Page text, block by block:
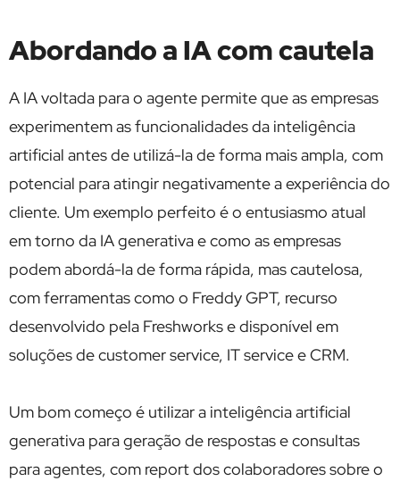
Abordando a IA com cautela
A IA voltada para o agente permite que as empresas
experimentem as funcionalidades da inteligência
artificial antes de utilizá-la de forma mais ampla, com
potencial para atingir negativamente a experiência do
cliente. Um exemplo perfeito é o entusiasmo atual
em torno da IA ​​generativa e como as empresas
podem abordá-la de forma rápida, mas cautelosa,
com ferramentas como o Freddy GPT, recurso
desenvolvido pela Freshworks e disponível em
soluções de customer service, IT service e CRM.
Um bom começo é utilizar a inteligência artificial
generativa para geração de respostas e consultas
para agentes, com report dos colaboradores sobre o